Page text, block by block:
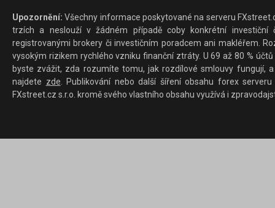
Upozornění: Všechny informace poskytované na serveru
trzích a neslouží v žádném případě coby konkrétní investiční
registrovanými brokery či investičním poradcem ani makléřem.
vysokým rizikem rychlého vzniku finanční ztráty. U 69 až 80 %
byste zvážit, zda rozumíte tomu, jak rozdílové smlouvy fungují,
najdete zde. Publikování nebo další šíření obsahu forex
FXstreet.cz s.r.o. kromě svého vlastního obsahu využívá i